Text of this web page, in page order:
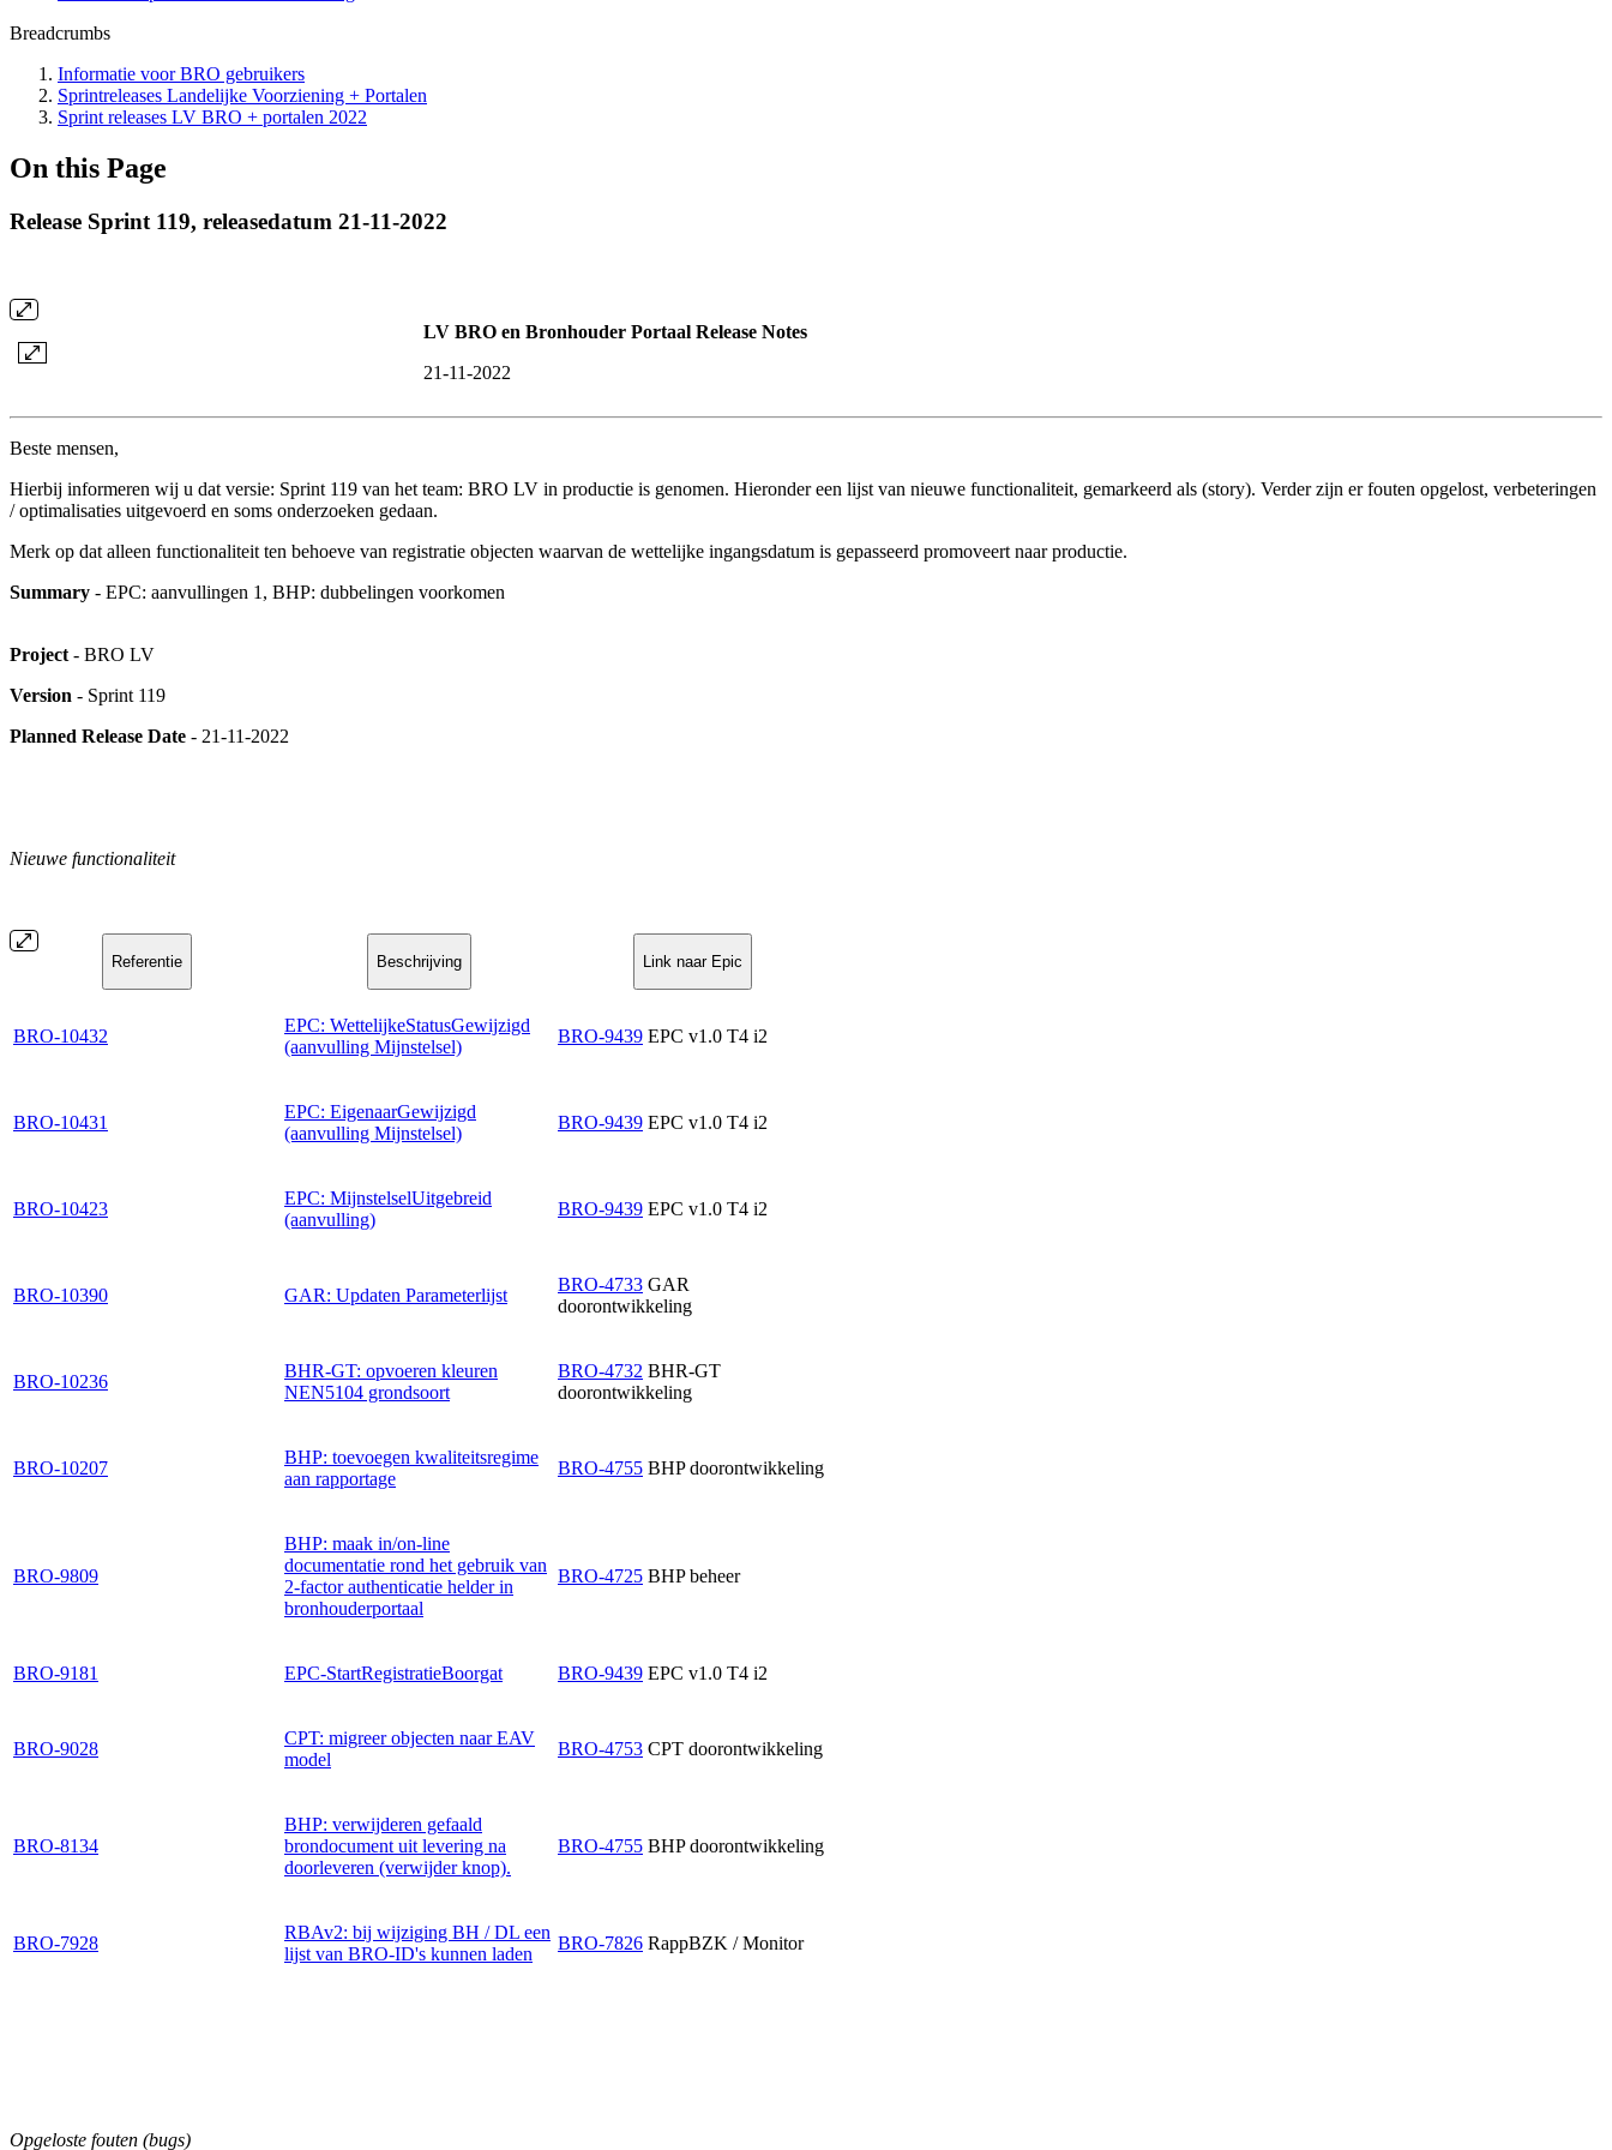
Breadcrumbs
Informatie voor BRO gebruikers
Sprintreleases Landelijke Voorziening + Portalen
Sprint releases LV BRO + portalen 2022
On this Page
Release Sprint 119, releasedatum 21-11-2022
LV BRO en Bronhouder Portaal Release Notes
21-11-2022
Beste mensen,
Hierbij informeren wij u dat versie: Sprint 119 van het team: BRO LV in productie is genomen. Hieronder een lijst van nieuwe functionaliteit, gemarkeerd als (story). Verder zijn er fouten opgelost, verbeteringen
/ optimalisaties uitgevoerd en soms onderzoeken gedaan.
Merk op dat alleen functionaliteit ten behoeve van registratie objecten waarvan de wettelijke ingangsdatum is gepasseerd promoveert naar productie.
Summary - EPC: aanvullingen 1, BHP: dubbelingen voorkomen
Project - BRO LV
Version - Sprint 119
Planned Release Date - 21-11-2022
Nieuwe functionaliteit
Referentie Beschrijving Link naar Epic
BRO-10432
EPC: WettelijkeStatusGewijzigd
(aanvulling Mijnstelsel)
BRO-9439 EPC v1.0 T4 i2
BRO-10431
EPC: EigenaarGewijzigd
(aanvulling Mijnstelsel)
BRO-9439 EPC v1.0 T4 i2
BRO-10423
EPC: MijnstelselUitgebreid
(aanvulling)
BRO-9439 EPC v1.0 T4 i2
BRO-10390 GAR: Updaten Parameterlijst
BRO-4733 GAR
doorontwikkeling
BRO-10236
BHR-GT: opvoeren kleuren
NEN5104 grondsoort
BRO-4732 BHR-GT
doorontwikkeling
BRO-10207
BHP: toevoegen kwaliteitsregime
aan rapportage
BRO-4755 BHP doorontwikkeling
BRO-9809
BHP: maak in/on-line
documentatie rond het gebruik van
2-factor authenticatie helder in
bronhouderportaal
BRO-4725 BHP beheer
BRO-9181 EPC-StartRegistratieBoorgat BRO-9439 EPC v1.0 T4 i2
BRO-9028
CPT: migreer objecten naar EAV
model
BRO-4753 CPT doorontwikkeling
BRO-8134
BHP: verwijderen gefaald
brondocument uit levering na
doorleveren (verwijder knop).
BRO-4755 BHP doorontwikkeling
BRO-7928
RBAv2: bij wijziging BH / DL een
lijst van BRO-ID's kunnen laden
BRO-7826 RappBZK / Monitor
Opgeloste fouten (bugs)